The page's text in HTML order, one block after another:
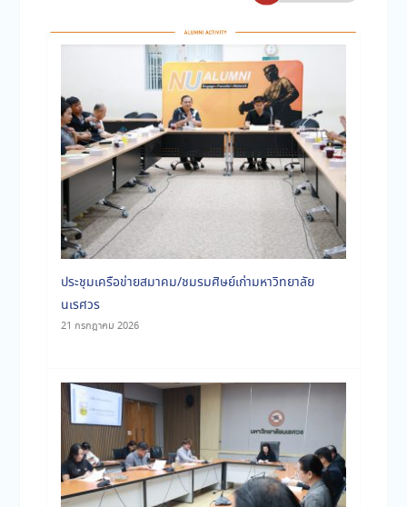
ประชุมเครือข่ายสมาคม/ชมรมศิษย์เก่ามหาวิทยาลัย
นเรศวร
21 กรกฎาคม 2026